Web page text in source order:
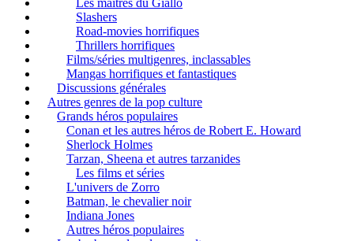
Slashers
Road-movies horrifiques
Thrillers horrifiques
Films/séries multigenres, inclassables
Mangas horrifiques et fantastiques
Discussions générales
Autres genres de la pop culture
Grands héros populaires
Conan et les autres héros de Robert E. Howard
Sherlock Holmes
Tarzan, Sheena et autres tarzanides
Les films et séries
L'univers de Zorro
Batman, le chevalier noir
Indiana Jones
Autres héros populaires